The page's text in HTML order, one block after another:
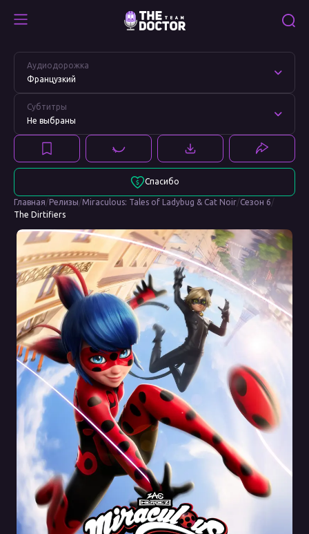
Dirtifiers
Аудиодорожка
Французкий
Субтитры
Не выбраны
Спасибо
Главная/Релизы/Miraculous: Tales of Ladybug & Cat Noir/Сезон 6/
The Dirtifiers